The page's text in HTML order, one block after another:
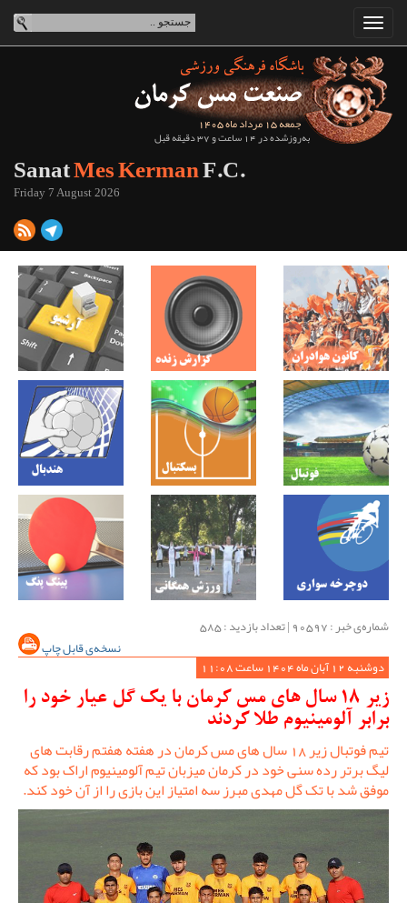
جمعه 15 مرداد ماه 1405
به‌روزشده در 14 ساعت و 37 دقیقه قبل
SanatMes KermanF.C.
Friday 7 August 2026
شماره‌ی خبر : ‌90597 | تعداد بازدید : 585
نسخه‌ی قابل چاپ
دوشنبه 12 آبان ماه 1404 ساعت 11:08
زیر 18 سال های مس کرمان با یک گل عیار خود را
برابر آلومینیوم طلا کردند
تیم فوتبال زیر 18 سال های مس کرمان در هفته هفتم رقابت های
لیگ برتر رده سنی خود در کرمان میزبان تیم آلومینیوم اراک بود که
موفق شد با تک گل مهدی مبرز سه امتیاز این بازی را از آن خود کند.